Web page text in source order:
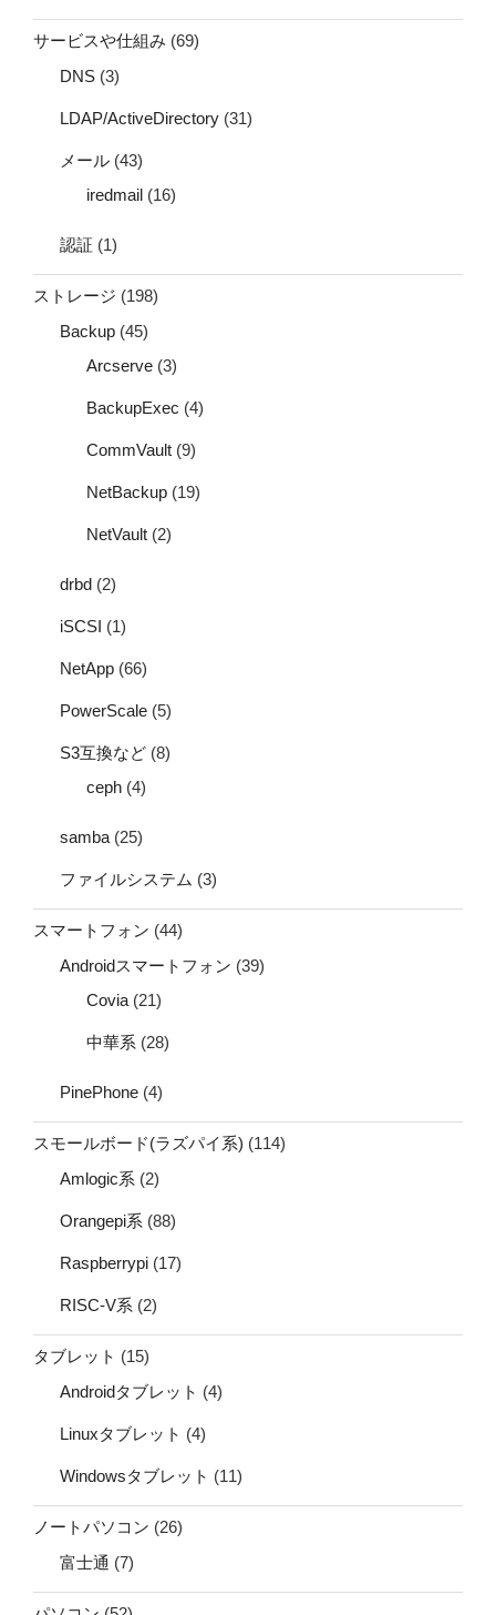
サービスや仕組み (69)
DNS (3)
LDAP/ActiveDirectory (31)
メール (43)
iredmail (16)
認証 (1)
ストレージ (198)
Backup (45)
Arcserve (3)
BackupExec (4)
CommVault (9)
NetBackup (19)
NetVault (2)
drbd (2)
iSCSI (1)
NetApp (66)
PowerScale (5)
S3互換など (8)
ceph (4)
samba (25)
ファイルシステム (3)
スマートフォン (44)
Androidスマートフォン (39)
Covia (21)
中華系 (28)
PinePhone (4)
スモールボード(ラズパイ系) (114)
Amlogic系 (2)
Orangepi系 (88)
Raspberrypi (17)
RISC-V系 (2)
タブレット (15)
Androidタブレット (4)
Linuxタブレット (4)
Windowsタブレット (11)
ノートパソコン (26)
富士通 (7)